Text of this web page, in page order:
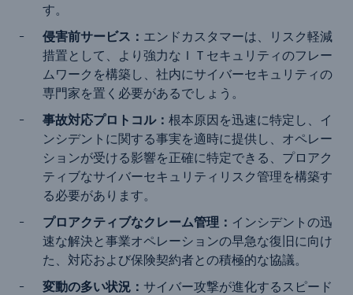
す。
侵害前サービス： エンドカスタマーは、リスク軽減
措置として、より強力なＩＴセキュリティのフレー
ムワークを構築し、社内にサイバーセキュリティの
専門家を置く必要があるでしょう。
事故対応プロトコル： 根本原因を迅速に特定し、イ
ンシデントに関する事実を適時に提供し、オペレー
ションが受ける影響を正確に特定できる、プロアク
ティブなサイバーセキュリティリスク管理を構築す
る必要があります。
プロアクティブなクレーム管理： インシデントの迅
速な解決と事業オペレーションの早急な復旧に向け
た、対応および保険契約者との積極的な協議。
変動の多い状況： サイバー攻撃が進化するスピード